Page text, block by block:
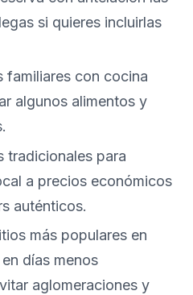
si quieres incluirlas
familiares con cocina
algunos alimentos y
tradicionales para
a precios económicos
auténticos.
más populares en
días menos
aglomeraciones y